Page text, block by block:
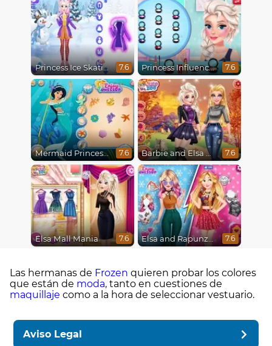
Princess Ice Skating Adventure 7.6 Princess Influencer Winter Wonderland 7.6
Mermaid Princesses 7.6 Barbie and Elsa Autumn Patterns 7.6
Elsa Mall Mania 7.6 Elsa and Rapunzel Princess Rivalry 7.6
Las hermanas de Frozen quieren probar los colores
que están de moda, tanto en cuestiones de
maquillaje como a la hora de seleccionar vestuario.
Aviso Legal